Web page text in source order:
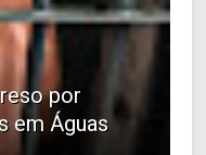
por
em Águas